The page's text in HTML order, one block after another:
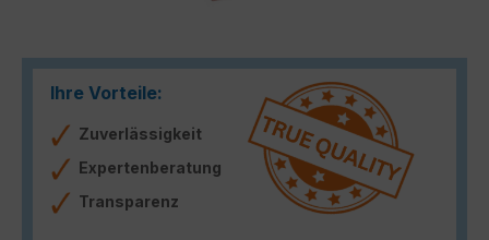
Ihre Vorteile:
Zuverlässigkeit
Expertenberatung
Transparenz